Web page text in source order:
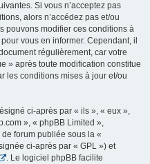
Si vous n’acceptez pas
alors n’accédez pas et/ou
pouvons modifier ces conditions à
vous en informer. Cependant, il
régulièrement, car votre
» après toute modification constitue
les conditions mises à jour et/ou
ci-après par « ils », « eux »,
», « phpBB Limited »,
forum publiée sous la «
ci-après par « GPL ») et
. Le logiciel phpBB facilite